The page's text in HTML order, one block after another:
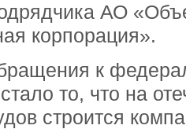
АО
корпорация».
к
то, что на
строится